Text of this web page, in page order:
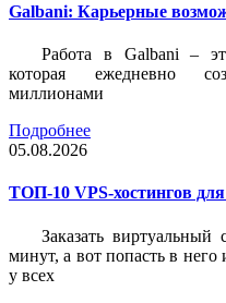
Galbani: Карьерные
Работа в Galbani –
которая ежедневно
миллионами
Подробнее
05.08.2026
ТОП-10 VPS-хостингов
Заказать
минут, а вот попасть в него
у всех